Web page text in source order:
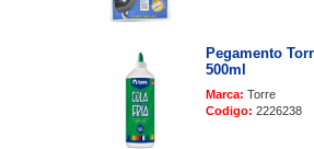
Pegamento
500ml
Marca: Torre
Codigo: 2226238